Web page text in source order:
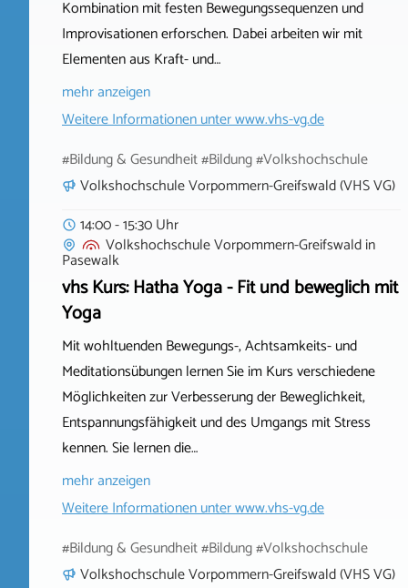
Kombination mit festen Bewegungssequenzen und
Improvisationen erforschen. Dabei arbeiten wir mit
Elementen aus Kraft- und…
mehr anzeigen
Weitere Informationen unterwww.vhs-vg.de
#Bildung & Gesundheit #Bildung #Volkshochschule
Volkshochschule Vorpommern-Greifswald (VHS VG)
14:00 - 15:30 Uhr
Volkshochschule Vorpommern-Greifswaldin
Pasewalk
vhs Kurs: Hatha Yoga - Fit und beweglich mit
Yoga
Mit wohltuenden Bewegungs-, Achtsamkeits- und
Meditationsübungen lernen Sie im Kurs verschiedene
Möglichkeiten zur Verbesserung der Beweglichkeit,
Entspannungsfähigkeit und des Umgangs mit Stress
kennen. Sie lernen die…
mehr anzeigen
Weitere Informationen unterwww.vhs-vg.de
#Bildung & Gesundheit #Bildung #Volkshochschule
Volkshochschule Vorpommern-Greifswald (VHS VG)